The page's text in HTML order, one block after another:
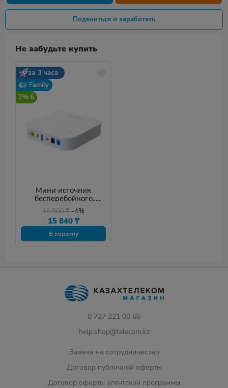
Поделиться и заработать
Не забудьте купить
за 3 часа
Family
2%
Мини источник
бесперебойного
питания Marsriva KP4
16 500₸ -4%
15 840 ₸
В корзину
8 727 221 00 66
help.shop@telecom.kz
Заявка на сотрудничество
Договор публичной оферты
Договор оферты агентской программы